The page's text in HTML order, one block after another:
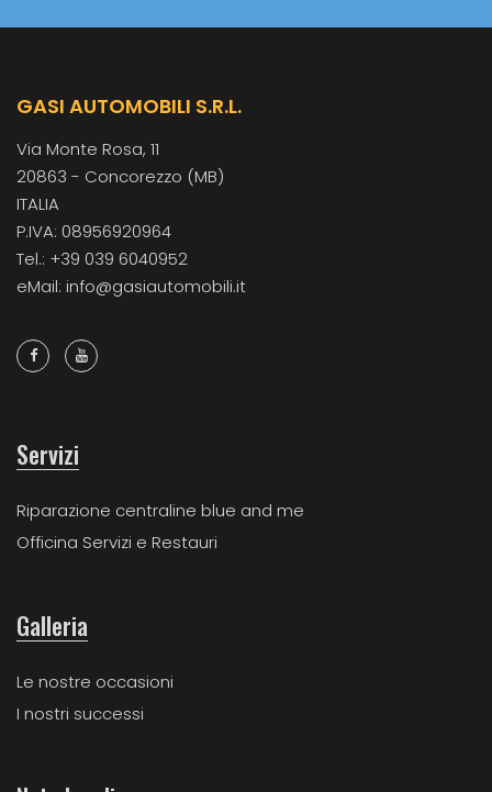
GASI AUTOMOBILI S.R.L.
Via Monte Rosa, 11
20863 - Concorezzo (MB)
ITALIA
P.IVA: 08956920964
Tel.: +39 039 6040952
eMail: info@gasiautomobili.it
Servizi
Riparazione centraline blue and me
Officina Servizi e Restauri
Galleria
Le nostre occasioni
I nostri successi